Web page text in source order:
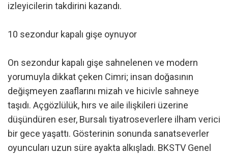
izleyicilerin takdirini kazandı.
10 sezondur kapalı gişe oynuyor
On sezondur kapalı gişe sahnelenen ve modern
yorumuyla dikkat çeken Cimri; insan doğasının
değişmeyen zaaflarını mizah ve hicivle sahneye
taşıdı. Açgözlülük, hırs ve aile ilişkileri üzerine
düşündüren eser, Bursalı tiyatroseverlere ilham verici
bir gece yaşattı. Gösterinin sonunda sanatseverler
oyuncuları uzun süre ayakta alkışladı. BKSTV Genel